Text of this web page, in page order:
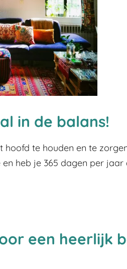
in de balans!
te houden en te
heb je 365 dagen per
een heerlijk